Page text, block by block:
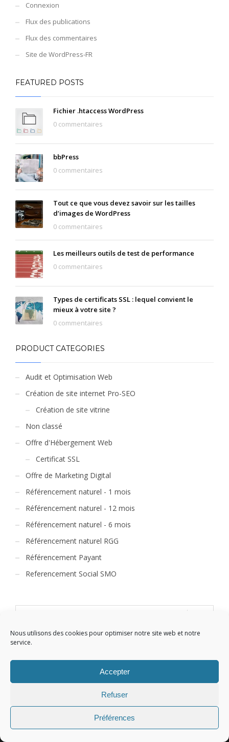
Nous utilisons des cookies pour optimiser notre site web et notre
service.
Accepter
Refuser
Préférences
Connexion
Flux des publications
Flux des commentaires
Site de WordPress-FR
FEATURED POSTS
Fichier .htaccess WordPress
0 commentaires
bbPress
0 commentaires
Tout ce que vous devez savoir sur les tailles
d’images de WordPress
0 commentaires
Les meilleurs outils de test de performance
0 commentaires
Types de certificats SSL : lequel convient le
mieux à votre site ?
0 commentaires
PRODUCT CATEGORIES
Audit et Optimisation Web
Création de site internet Pro-SEO
Création de site vitrine
Non classé
Offre d'Hébergement Web
Certificat SSL
Offre de Marketing Digital
Référencement naturel - 1 mois
Référencement naturel - 12 mois
Référencement naturel - 6 mois
Référencement naturel RGG
Référencement Payant
Referencement Social SMO
Votre panier est vide.